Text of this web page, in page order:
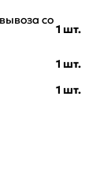
со
1 шт.
1 шт.
1 шт.